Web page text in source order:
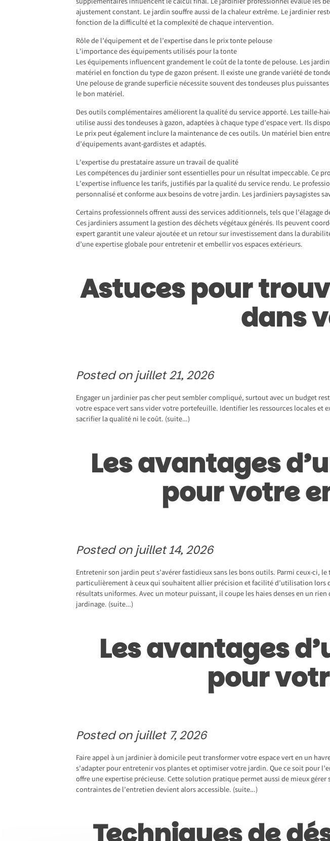
supplémentaires influencent le calcul final. Le jardinier professionnel évalue les
ajustement constant. Le jardin souffre aussi de la chaleur extrême. Le jardinier
fonction de la difficulté et la complexité de chaque intervention.
Rôle de l’équipement et de l’expertise dans le prix tonte pelouse
L’importance des équipements utilisés pour la tonte
Les équipements influencent grandement le coût de la tonte de pelouse. Les
matériel en fonction du type de gazon présent. Il existe une grande variété de
Une pelouse de grande superficie nécessite souvent des tondeuses plus
le bon matériel.
Des outils complémentaires améliorent la qualité du service apporté. Les taille-
utilise aussi des tondeuses à gazon, adaptées à chaque type d’espace vert. Ils
Le prix peut également inclure la maintenance de ces outils. Un matériel bien
d’équipements avant-gardistes et adaptés.
L’expertise du prestataire assure un travail de qualité
Les compétences du jardinier sont essentielles pour un résultat impeccable. Ce
L’expertise influence les tarifs, justifiés par la qualité du service rendu. Le
personnalisé et conforme aux besoins de votre jardin. Les jardiniers paysagistes
Certains professionnels offrent aussi des services additionnels, tels que
Ces jardiniers assument la gestion des déchets végétaux générés. Ils peuvent
expert garantit une valeur ajoutée et un retour sur investissement dans la
d’une expertise globale pour entretenir et embellir vos espaces extérieurs.
Astuces pour
dans
Posted onjuillet 21, 2026
Engager un jardinier pas cher peut sembler compliqué, surtout avec un budget
votre espace vert sans vider votre portefeuille. Identifier les ressources locales
sacrifier la qualité ni le coût. (suite…)
Les avantages
pour votre
Posted onjuillet 14, 2026
Entretenir son jardin peut s’avérer fastidieux sans les bons outils. Parmi ceux-ci,
particulièrement à ceux qui souhaitent allier précision et facilité d’utilisation lors
résultats uniformes. Avec un moteur puissant, il coupe les haies denses en un
jardinage. (suite…)
Les avantages
pour
Posted onjuillet 7, 2026
Faire appel à un jardinier à domicile peut transformer votre espace vert en un
s’adapter pour entretenir vos plantes et optimiser votre jardin. Que ce soit pour
offre une expertise précieuse. Cette solution pratique permet aussi de mieux
contraintes de l’entretien devient alors accessible. (suite…)